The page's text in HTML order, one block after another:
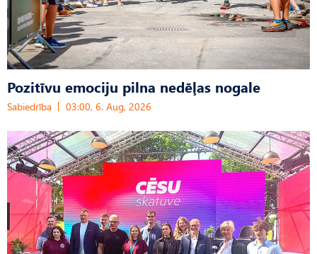
Pozitīvu emociju pilna nedēļas nogale
Sabiedrība 03:00, 6. Aug, 2026